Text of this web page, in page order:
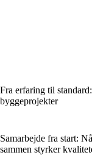
Fra erfaring til
byggeprojekter
Samarbejde fra start:
sammen styrker